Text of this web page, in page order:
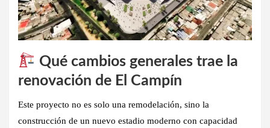
Qué cambios generales trae la
renovación de El Campín
Este proyecto no es solo una remodelación, sino la
construcción de un nuevo estadio moderno con capacidad